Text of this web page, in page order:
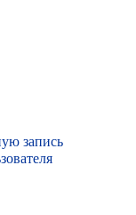
запись